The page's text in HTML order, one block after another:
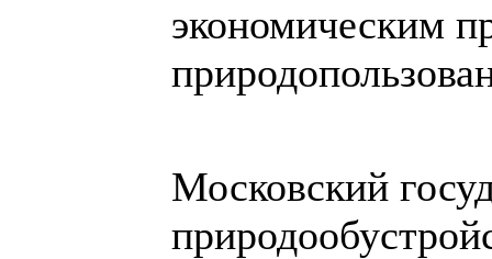
экономическим
Московский